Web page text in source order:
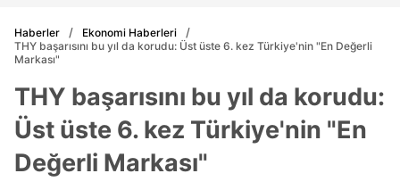
Haberler
Ekonomi Haberleri
THY başarısını bu yıl da korudu: Üst üste 6. kez Türkiye'nin "En Değerli
Markası"
THY başarısını bu yıl da korudu:
Üst üste 6. kez Türkiye'nin "En
Değerli Markası"